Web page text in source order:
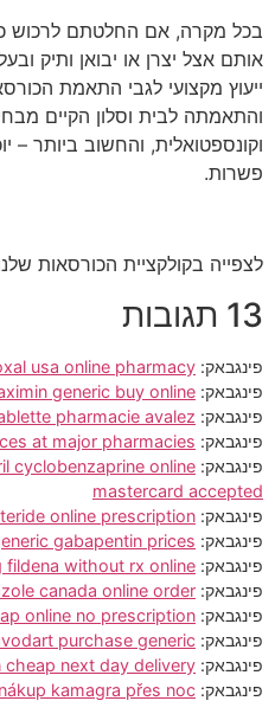
בכל מקרה, אם החלטתם לרכוש
אותם אצל יצרן או יבואן ותיק
ייעוץ מקצועי לגבי התאמת
והתאמתה לבית וסלון הקיים
וקונספטואלית, והחשוב ביותר –
פשרות.
לצפייה בקולקציית הכורסאות
13 תגובות
פינגבאק: usa online pharmacy
פינגבאק: generic buy online
פינגבאק: pharmacie avalez
פינגבאק: at major pharmacies
פינגבאק: cyclobenzaprine online
mastercard accepted
פינגבאק: online prescription
פינגבאק: gabapentin prices
פינגבאק: fildena without rx online
פינגבאק: canada online order
פינגבאק: online no prescription
פינגבאק: purchase generic
פינגבאק: cheap next day delivery
פינגבאק: nákup kamagra přes noc